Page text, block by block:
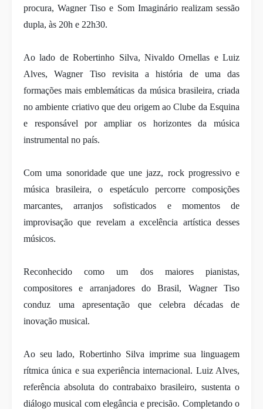
procura, Wagner Tiso e Som Imaginário realizam sessão
dupla, às 20h e 22h30.
Ao lado de Robertinho Silva, Nivaldo Ornellas e Luiz
Alves, Wagner Tiso revisita a história de uma das
formações mais emblemáticas da música brasileira, criada
no ambiente criativo que deu origem ao Clube da Esquina
e responsável por ampliar os horizontes da música
instrumental no país.
Com uma sonoridade que une jazz, rock progressivo e
música brasileira, o espetáculo percorre composições
marcantes, arranjos sofisticados e momentos de
improvisação que revelam a excelência artística desses
músicos.
Reconhecido como um dos maiores pianistas,
compositores e arranjadores do Brasil, Wagner Tiso
conduz uma apresentação que celebra décadas de
inovação musical.
Ao seu lado, Robertinho Silva imprime sua linguagem
rítmica única e sua experiência internacional. Luiz Alves,
referência absoluta do contrabaixo brasileiro, sustenta o
diálogo musical com elegância e precisão. Completando o